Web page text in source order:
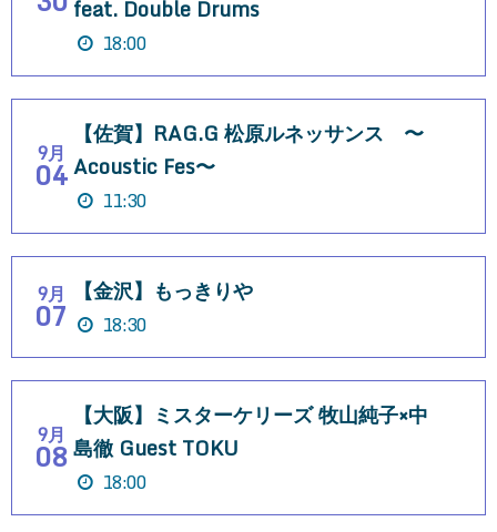
feat. Double Drums
18:00
9月
04
【佐賀】RAG.G 松原ルネッサンス 〜
Acoustic Fes〜
11:30
9月
07
【金沢】もっきりや
18:30
9月
08
【大阪】ミスターケリーズ 牧山純子×中
島徹 Guest TOKU
18:00